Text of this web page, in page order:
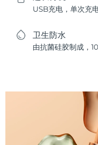
USB充电，单次充
卫生防水
由抗菌硅胶制成，